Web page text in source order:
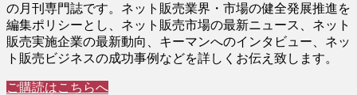
の月刊専門誌です。ネット販売業界・市場の健全発展推進を
編集ポリシーとし、ネット販売市場の最新ニュース、ネット
販売実施企業の最新動向、キーマンへのインタビュー、ネッ
ト販売ビジネスの成功事例などを詳しくお伝え致します。
ご購読はこちらへ